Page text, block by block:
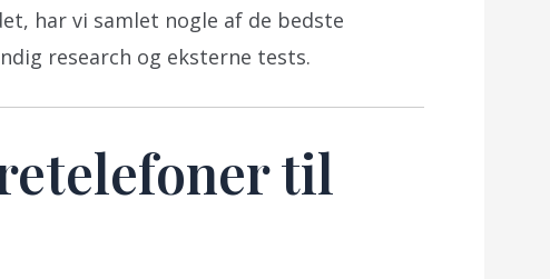
har vi samlet nogle af de bedste
research og eksterne tests.
til